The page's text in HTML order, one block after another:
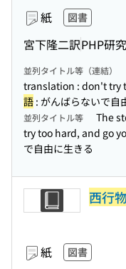
紙 図書
宮下隆二訳PHP研
並列タイトル等（連結）
translation : don't try
語 : がんばらないで自
並列タイトル等
The
try too hard, and go
で自由に生きる
西行
紙 図書